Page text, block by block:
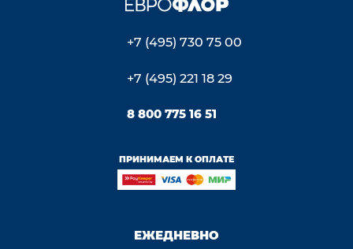
+7 (495) 730 75 00
+7 (495) 221 18 29
8 800 775 16 51
ПРИНИМАЕМ К ОПЛАТЕ
ЕЖЕДНЕВНО